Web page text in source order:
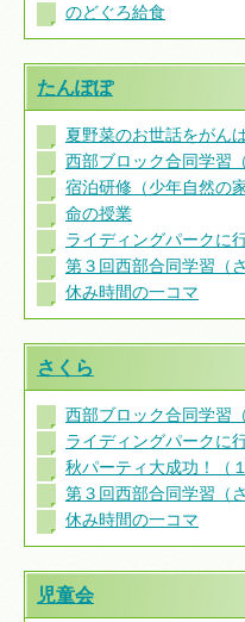
のどぐろ給食
たんぽぽ
夏野菜のお世話をがん
西部ブロック合同学習
宿泊研修（少年自然の家
命の授業
ライディングパークに
第３回西部合同学習（
休み時間の一コマ
さくら
西部ブロック合同学習
ライディングパークに
秋パーティ大成功！（１
第３回西部合同学習（
休み時間の一コマ
児童会